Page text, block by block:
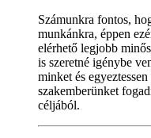
Számunkra fontos,
munkánkra, éppen
elérhető legjobb
is szeretné igénybe
minket és
szakemberünket
céljából.